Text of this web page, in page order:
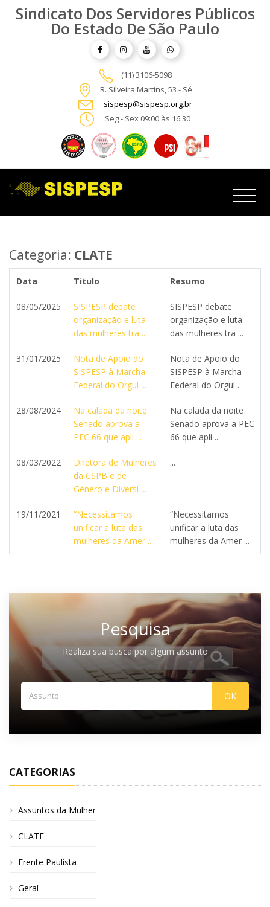
Sindicato Dos Servidores Públicos
Do Estado De São Paulo
(11) 3106-5098
R. Silveira Martins, 53 - Sé
sispesp@sispesp.org.br
Seg - Sex 09:00 às 16:30
Categoria: CLATE
Data Titulo Resumo
08/05/2025
SISPESP debate
organização e luta
das mulheres tra ...
SISPESP debate
organização e luta
das mulheres tra ...
31/01/2025
Nota de Apoio do
SISPESP à Marcha
Federal do Orgul ...
Nota de Apoio do
SISPESP à Marcha
Federal do Orgul ...
28/08/2024
Na calada da noite
Senado aprova a
PEC 66 que apli ...
Na calada da noite
Senado aprova a PEC
66 que apli ...
08/03/2022
Diretora de Mulheres
da CSPB e de
Gênero e Diversi ...
...
19/11/2021
“Necessitamos
unificar a luta das
mulheres da Amer ...
“Necessitamos
unificar a luta das
mulheres da Amer ...
Pesquisa
Realiza sua busca por algum assunto
CATEGORIAS
Assuntos da Mulher
CLATE
Frente Paulista
Geral